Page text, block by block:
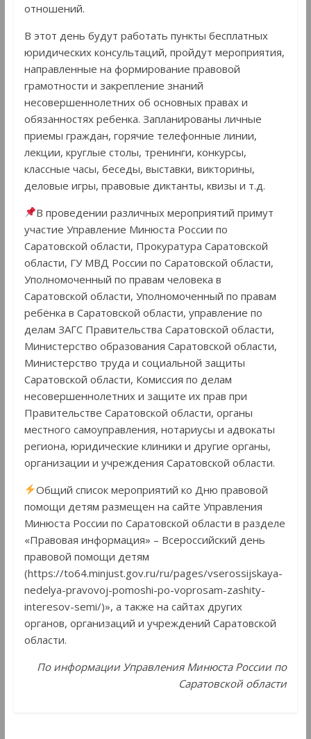
отношений.
В этот день будут работать пункты бесплатных
юридических консультаций, пройдут мероприятия,
направленные на формирование правовой
грамотности и закрепление знаний
несовершеннолетних об основных правах и
обязанностях ребенка. Запланированы личные
приемы граждан, горячие телефонные линии,
лекции, круглые столы, тренинги, конкурсы,
классные часы, беседы, выставки, викторины,
деловые игры, правовые диктанты, квизы и т.д.
В проведении различных мероприятий примут
участие Управление Минюста России по
Саратовской области, Прокуратура Саратовской
области, ГУ МВД России по Саратовской области,
Уполномоченный по правам человека в
Саратовской области, Уполномоченный по правам
ребёнка в Саратовской области, управление по
делам ЗАГС Правительства Саратовской области,
Министерство образования Саратовской области,
Министерство труда и социальной защиты
Саратовской области, Комиссия по делам
несовершеннолетних и защите их прав при
Правительстве Саратовской области, органы
местного самоуправления, нотариусы и адвокаты
региона, юридические клиники и другие органы,
организации и учреждения Саратовской области.
Общий список мероприятий ко Дню правовой
помощи детям размещен на сайте Управления
Минюста России по Саратовской области в разделе
«Правовая информация» – Всероссийский день
правовой помощи детям
(https://to64.minjust.gov.ru/ru/pages/vserossijskaya-
nedelya-pravovoj-pomoshi-po-voprosam-zashity-
interesov-semi/)», а также на сайтах других
органов, организаций и учреждений Саратовской
области.
По информации Управления Минюста России по
Саратовской области